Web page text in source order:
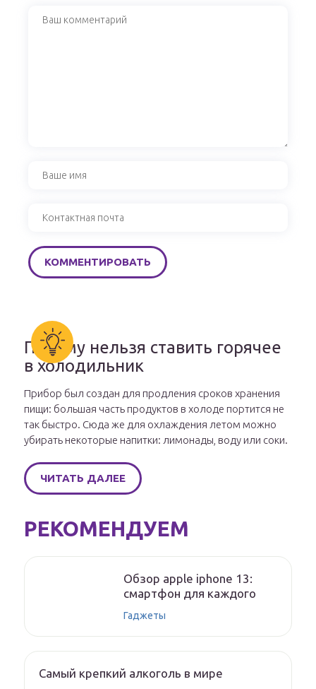
Почему нельзя ставить горячее
в холодильник
Прибор был создан для продления сроков хранения
пищи: большая часть продуктов в холоде портится не
так быстро. Сюда же для охлаждения летом можно
убирать некоторые напитки: лимонады, воду или соки.
ЧИТАТЬ ДАЛЕЕ
РЕКОМЕНДУЕМ
Обзор apple iphone 13:
смартфон для каждого
Гаджеты
Самый крепкий алкоголь в мире